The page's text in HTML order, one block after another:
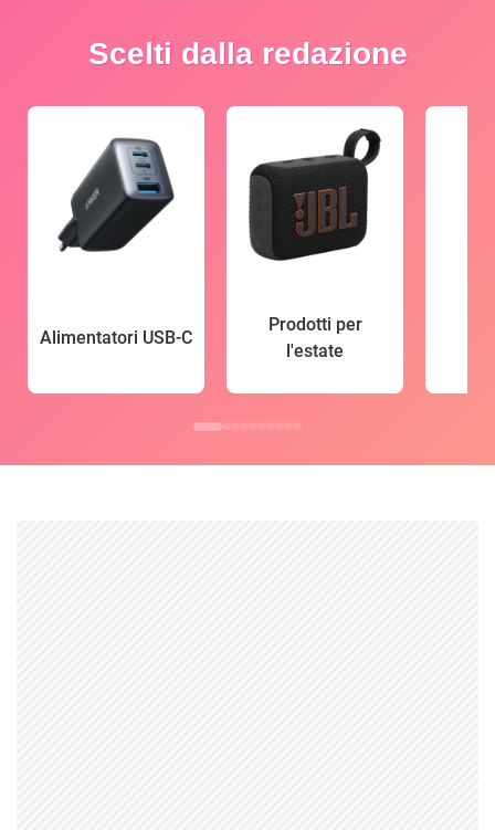
Scelti dalla redazione
Alimentatori USB-C
Prodotti per
l'estate